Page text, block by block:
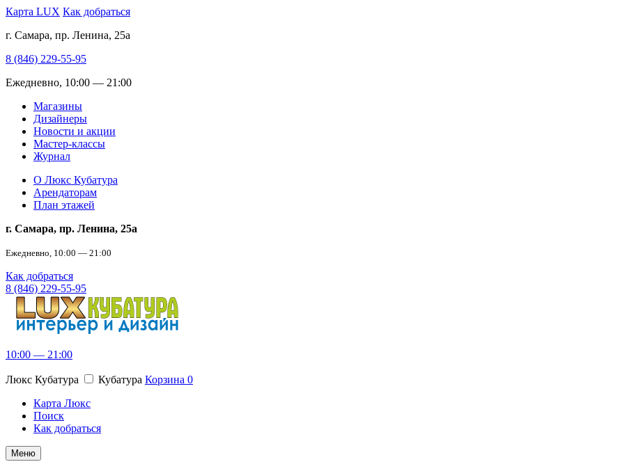
Карта LUX Как добраться
г. Самара, пр. Ленина, 25а
8 (846) 229-55-95
Ежедневно, 10:00 — 21:00
Магазины
Дизайнеры
Новости и акции
Мастер-классы
Журнал
О Люкс Кубатура
Арендаторам
План этажей
г. Самара, пр. Ленина, 25а
Ежедневно, 10:00 — 21:00
Как добраться
8 (846) 229-55-95
10:00 — 21:00
Люкс Кубатура Кубатура Корзина 0
Карта Люкс
Поиск
Как добраться
Меню